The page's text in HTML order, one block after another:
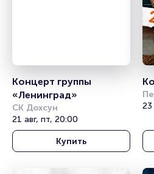
Концерт группы
«Ленинград»
СК Дохсун
21 авг, пт, 20:00
Купить
23